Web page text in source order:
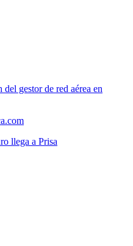
gestor de red aérea en
llega a Prisa